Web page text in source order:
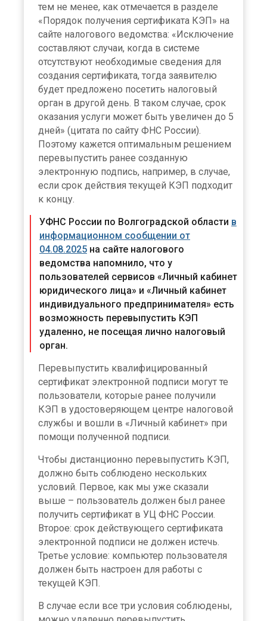
тем не менее, как отмечается в разделе
«Порядок получения сертификата КЭП» на
сайте налогового ведомства: «Исключение
составляют случаи, когда в системе
отсутствуют необходимые сведения для
создания сертификата, тогда заявителю
будет предложено посетить налоговый
орган в другой день. В таком случае, срок
оказания услуги может быть увеличен до 5
дней» (цитата по сайту ФНС России).
Поэтому кажется оптимальным решением
перевыпустить ранее созданную
электронную подпись, например, в случае,
если срок действия текущей КЭП подходит
к концу.
УФНС России по Волгоградской области в
информационном сообщении от
04.08.2025 на сайте налогового
ведомства напомнило, что у
пользователей сервисов «Личный кабинет
юридического лица» и «Личный кабинет
индивидуального предпринимателя» есть
возможность перевыпустить КЭП
удаленно, не посещая лично налоговый
орган.
Перевыпустить квалифицированный
сертификат электронной подписи могут те
пользователи, которые ранее получили
КЭП в удостоверяющем центре налоговой
службы и вошли в «Личный кабинет» при
помощи полученной подписи.
Чтобы дистанционно перевыпустить КЭП,
должно быть соблюдено нескольких
условий. Первое, как мы уже сказали
выше – пользователь должен был ранее
получить сертификат в УЦ ФНС России.
Второе: срок действующего сертификата
электронной подписи не должен истечь.
Третье условие: компьютер пользователя
должен быть настроен для работы с
текущей КЭП.
В случае если все три условия соблюдены,